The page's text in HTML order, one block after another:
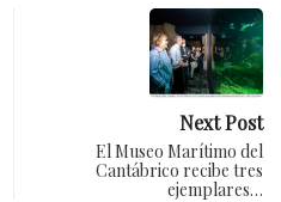
Next Post
El Museo Marítimo del
Cantábrico recibe tres
ejemplares…